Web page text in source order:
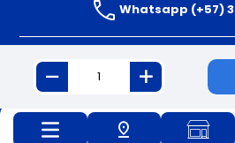
Whatsapp (+57)
© 2024 PLASTICOS RIMAX S.A.S.
Powered By